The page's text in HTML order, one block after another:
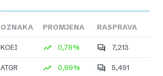
OZNAKA PROMJENA RASPRAVA
KOEI 0,79% 7,213
ATGR 0,99% 5,491